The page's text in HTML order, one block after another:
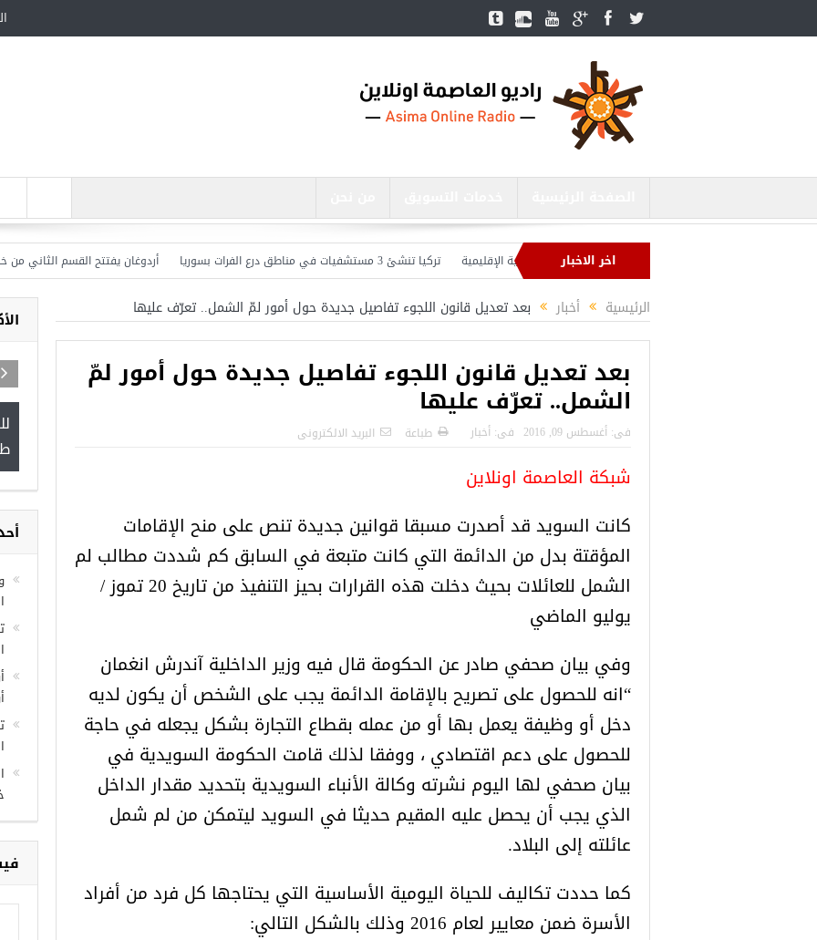
اخر الاخبار
وزير الدفاع التركي يبحث مع نظيره الروسي القضايا الأمنية الإقليمية تركيا تنشئ 3 مستشفيات في مناطق درع الفرات بسوريا
أردوغان يفتتح القسم الثاني من خط
تركيا بصدد إنهاء الاستعدادات لشنّ عملية جديدة في سوريا.. وأردوغان يحذّر
الرئيسية أخبار بعد تعديل قانون اللجوء تفاصيل جديدة حول أمور لمّ الشمل.. تعرّف عليها
بعد تعديل قانون اللجوء تفاصيل جديدة حول أمور لمّ
الشمل.. تعرّف عليها
فى: أغسطس 09, 2016 فى: أخبار طباعة البريد الالكترونى
شبكة العاصمة اونلاين
كانت السويد قد أصدرت مسبقا قوانين جديدة تنص على منح الإقامات
المؤقتة بدل من الدائمة التي كانت متبعة في السابق كم شددت مطالب لم
الشمل للعائلات بحيث دخلت هذه القرارات بحيز التنفيذ من تاريخ 20 تموز /
يوليو الماضي
وفي بيان صحفي صادر عن الحكومة قال فيه وزير الداخلية آندرش انغمان
“انه للحصول على تصريح بالإقامة الدائمة يجب على الشخص أن يكون لديه
دخل أو وظيفة يعمل بها أو من عمله بقطاع التجارة بشكل يجعله في حاجة
للحصول على دعم اقتصادي ، ووفقا لذلك قامت الحكومة السويدية في
بيان صحفي لها اليوم نشرته وكالة الأنباء السويدية بتحديد مقدار الداخل
الذي يجب أن يحصل عليه المقيم حديثا في السويد ليتمكن من لم شمل
عائلته إلى البلاد.
كما حددت تكاليف للحياة اليومية الأساسية التي يحتاجها كل فرد من أفراد
الأسرة ضمن معايير لعام 2016 وذلك بالشكل التالي:
مجموعة فرص عمل للسوريين في
غازي عنتاب
أجمل عشرة مساجد في تركيا
“شاهد بالصور”
رسائل تحذيرية من الشرطة التركية